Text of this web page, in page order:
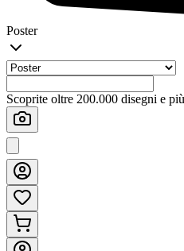
Poster
Scoprite oltre 200.000 disegni e